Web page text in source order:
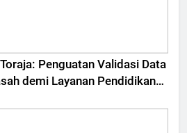
Penguatan Validasi Data
demi Layanan Pendidikan